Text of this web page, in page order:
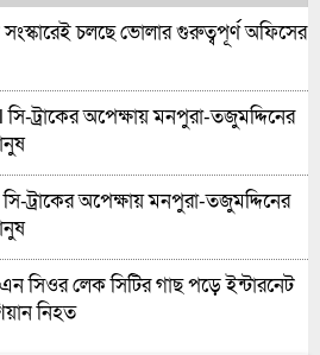
চলছে ভোলার গুরুত্বপূর্ণ অফিসের
ট্রাকের অপেক্ষায় মনপুরা-তজুমদ্দিনের
ট্রাকের অপেক্ষায় মনপুরা-তজুমদ্দিনের
সিওর লেক সিটির গাছ পড়ে ইন্টারনেট
নিহত